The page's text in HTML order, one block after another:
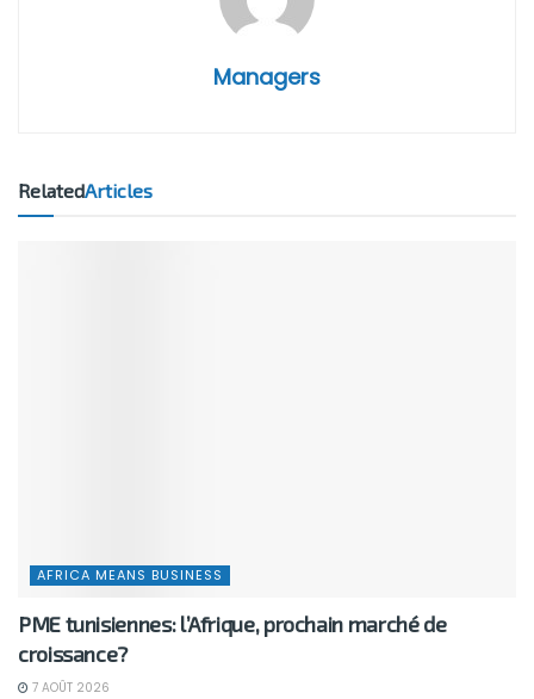
Managers
RelatedArticles
AFRICA MEANS BUSINESS
PME tunisiennes: l’Afrique, prochain marché de
croissance?
7 AOÛT 2026